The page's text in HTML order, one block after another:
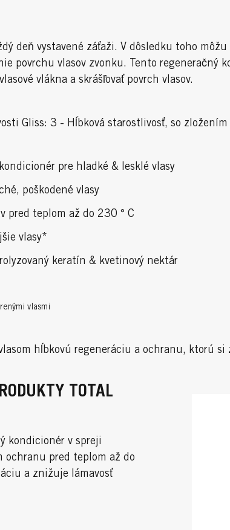
deň vystavené záťaži. V dôsledku toho
povrchu vlasov zvonku. Tento
vlákna a skrášľovať povrch vlasov.
Gliss: 3 - Hĺbková starostlivosť, so
pre hladké & lesklé vlasy
poškodené vlasy
pred teplom až do 230 ° C
vlasy*
keratín & kvetinový nektár
vlasmi
hĺbkovú regeneráciu a ochranu, ktorú si
TOTAL
kondicionér v spreji
ochranu pred teplom až do
a znižuje lámavosť